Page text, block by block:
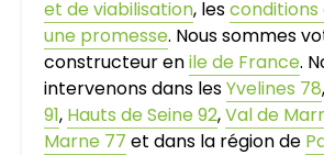
et de viabilisation, les
une promesse. Nous sommes
constructeur enile de France.
intervenons dans lesYvelines 78,
91, Hauts de Seine 92,Val de
Marne 77 et dans la région de